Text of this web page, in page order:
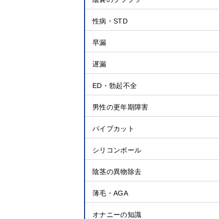
性病・STD
早漏
遅漏
ED・勃起不全
男性の更年期障害
パイプカット
シリコンボール
陰茎の異物除去
薄毛・AGA
オナニーの知識